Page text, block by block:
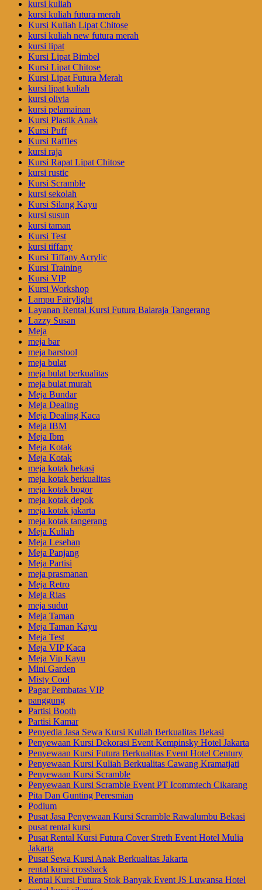
kursi kuliah
kursi kuliah futura merah
Kursi Kuliah Lipat Chitose
kursi kuliah new futura merah
kursi lipat
Kursi Lipat Bimbel
Kursi Lipat Chitose
Kursi Lipat Futura Merah
kursi lipat kuliah
kursi olivia
kursi pelamainan
Kursi Plastik Anak
Kursi Puff
Kursi Raffles
kursi raja
Kursi Rapat Lipat Chitose
kursi rustic
Kursi Scramble
kursi sekolah
Kursi Silang Kayu
kursi susun
kursi taman
Kursi Test
kursi tiffany
Kursi Tiffany Acrylic
Kursi Training
Kursi VIP
Kursi Workshop
Lampu Fairylight
Layanan Rental Kursi Futura Balaraja Tangerang
Lazzy Susan
Meja
meja bar
meja barstool
meja bulat
meja bulat berkualitas
meja bulat murah
Meja Bundar
Meja Dealing
Meja Dealing Kaca
Meja IBM
Meja Ibm
Meja Kotak
Meja Kotak
meja kotak bekasi
meja kotak berkualitas
meja kotak bogor
meja kotak depok
meja kotak jakarta
meja kotak tangerang
Meja Kuliah
Meja Lesehan
Meja Panjang
Meja Partisi
meja prasmanan
Meja Retro
Meja Rias
meja sudut
Meja Taman
Meja Taman Kayu
Meja Test
Meja VIP Kaca
Meja Vip Kayu
Mini Garden
Misty Cool
Pagar Pembatas VIP
panggung
Partisi Booth
Partisi Kamar
Penyedia Jasa Sewa Kursi Kuliah Berkualitas Bekasi
Penyewaan Kursi Dekorasi Event Kempinsky Hotel Jakarta
Penyewaan Kursi Futura Berkualitas Event Hotel Century
Penyewaan Kursi Kuliah Berkualitas Cawang Kramatjati
Penyewaan Kursi Scramble
Penyewaan Kursi Scramble Event PT Icommtech Cikarang
Pita Dan Gunting Peresmian
Podium
Pusat Jasa Penyewaan Kursi Scramble Rawalumbu Bekasi
pusat rental kursi
Pusat Rental Kursi Futura Cover Streth Event Hotel Mulia
Jakarta
Pusat Sewa Kursi Anak Berkualitas Jakarta
rental kursi crossback
Rental Kursi Futura Stok Banyak Event JS Luwansa Hotel